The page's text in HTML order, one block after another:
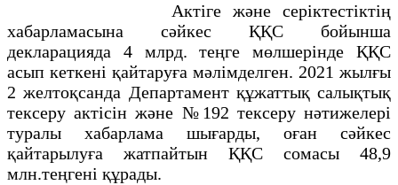
Актіге және серіктестіктің
хабарламасына сәйкес ҚҚС бойынша
декларацияда 4 млрд. теңге мөлшерінде ҚҚС
асып кеткені қайтаруға мәлімделген. 2021 жылғы
2 желтоқсанда Департамент құжаттық салықтық
тексеру актісін және №192 тексеру нәтижелері
туралы хабарлама шығарды, оған сәйкес
қайтарылуға жатпайтын ҚҚС сомасы 48,9
млн.теңгені құрады.